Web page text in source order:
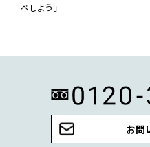
ベしよう」
お問